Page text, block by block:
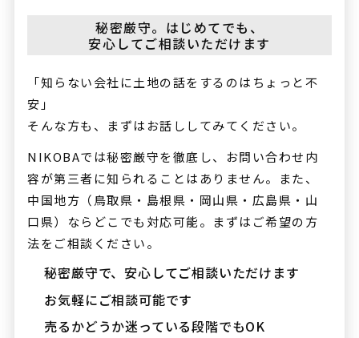
秘密厳守。はじめてでも、
安心してご相談いただけます
「知らない会社に土地の話をするのはちょっと不
安」
そんな方も、まずはお話ししてみてください。
NIKOBAでは秘密厳守を徹底し、お問い合わせ内
容が第三者に知られることはありません。また、
中国地方（鳥取県・島根県・岡山県・広島県・山
口県）ならどこでも対応可能。まずはご希望の方
法をご相談ください。
秘密厳守で、安心してご相談いただけます
お気軽にご相談可能です
売るかどうか迷っている段階でもOK